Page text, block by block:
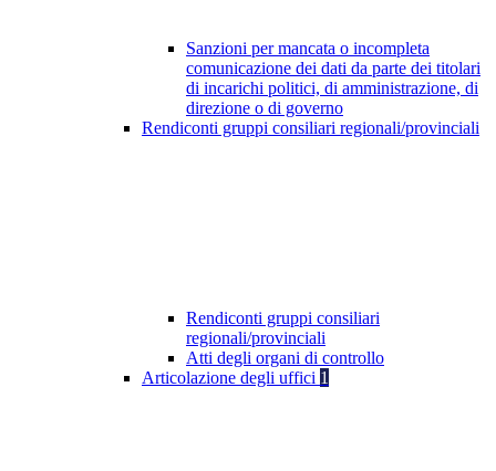
Sanzioni per mancata o incompleta
comunicazione dei dati da parte dei titolari
di incarichi politici, di amministrazione, di
direzione o di governo
Rendiconti gruppi consiliari regionali/provinciali
Rendiconti gruppi consiliari
regionali/provinciali
Atti degli organi di controllo
Articolazione degli uffici 1